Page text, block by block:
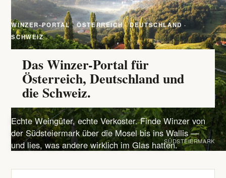
WINZER-PORTAL · ÖSTERREICH · DEUTSCHLAND ·
SCHWEIZ
Das Winzer-Portal für
Österreich, Deutschland und
die Schweiz.
Echte Weingüter, echte Verkoster. Finde Winzer von
der Südsteiermark über die Mosel bis ins Wallis —
und lies, was andere wirklich im Glas hatten.SÜDSTEIERMARK